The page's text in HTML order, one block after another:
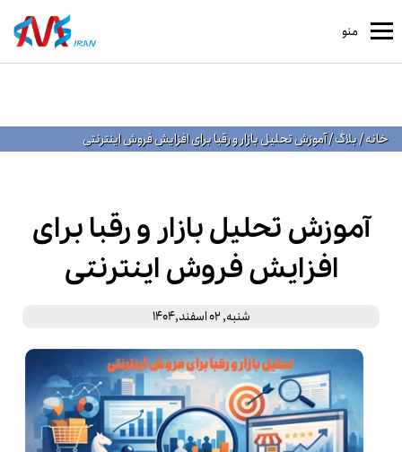
منو
خانه/بلاگ/آموزش تحلیل بازار و رقبا برای افزایش فروش اینترنتی
آموزش تحلیل بازار و رقبا برای
افزایش فروش اینترنتی
شنبه, 02 اسفند,1404